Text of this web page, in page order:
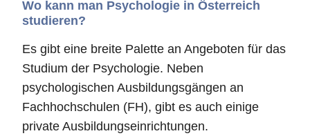
Wo kann man Psychologie in Österreich
studieren?
Es gibt eine breite Palette an Angeboten für das
Studium der Psychologie. Neben
psychologischen Ausbildungsgängen an
Fachhochschulen (FH), gibt es auch einige
private Ausbildungseinrichtungen.